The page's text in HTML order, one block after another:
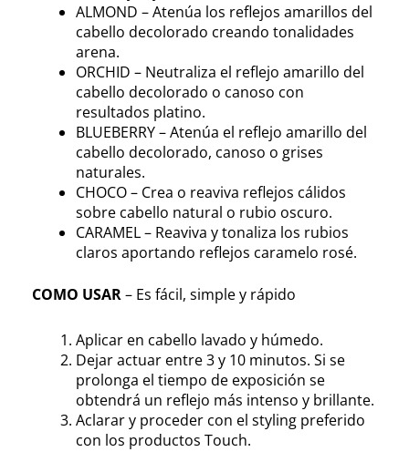
ALMOND – Atenúa los reflejos amarillos del
cabello decolorado creando tonalidades
arena.
ORCHID – Neutraliza el reflejo amarillo del
cabello decolorado o canoso con
resultados platino.
BLUEBERRY – Atenúa el reflejo amarillo del
cabello decolorado, canoso o grises
naturales.
CHOCO – Crea o reaviva reflejos cálidos
sobre cabello natural o rubio oscuro.
CARAMEL – Reaviva y tonaliza los rubios
claros aportando reflejos caramelo rosé.
COMO USAR– Es fácil, simple y rápido
Aplicar en cabello lavado y húmedo.
Dejar actuar entre 3 y 10 minutos. Si se
prolonga el tiempo de exposición se
obtendrá un reflejo más intenso y brillante.
Aclarar y proceder con el styling preferido
con los productos Touch.